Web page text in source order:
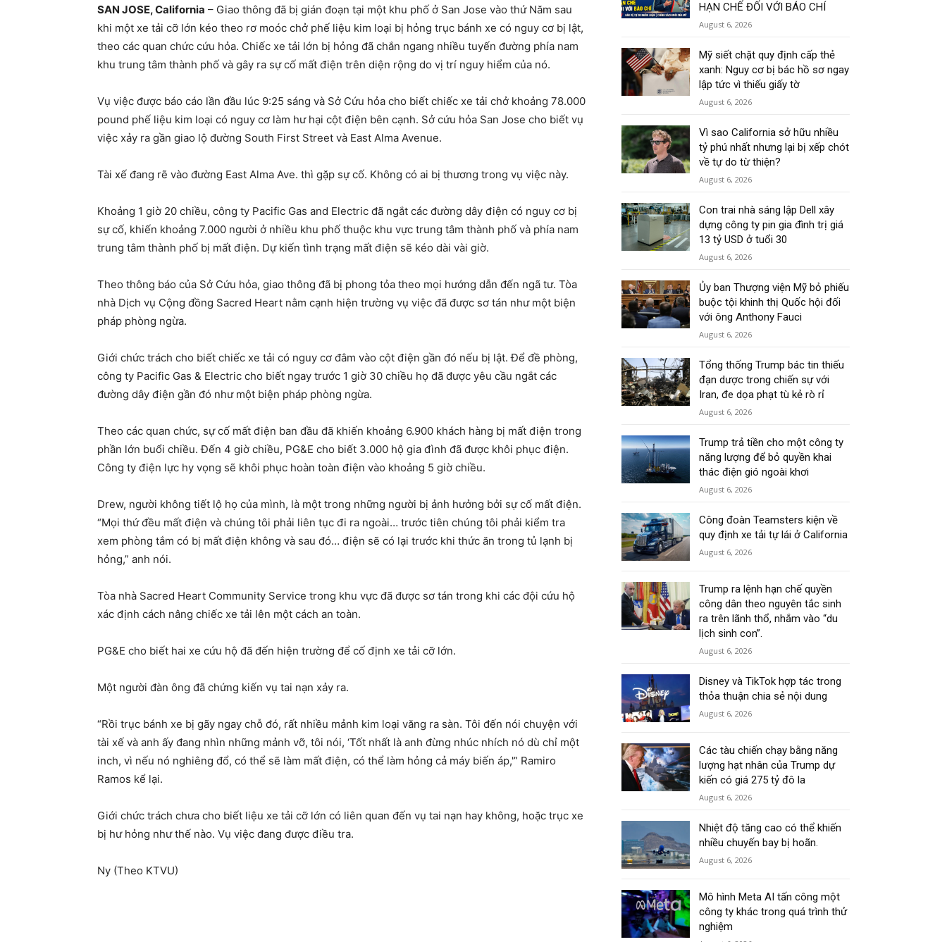
SAN JOSE, California – Giao thông đã bị gián đoạn tại một khu phố ở San Jose vào thứ Năm sau
khi một xe tải cỡ lớn kéo theo rơ moóc chở phế liệu kim loại bị hỏng trục bánh xe có nguy cơ bị lật,
theo các quan chức cứu hỏa. Chiếc xe tải lớn bị hỏng đã chắn ngang nhiều tuyến đường phía nam
khu trung tâm thành phố và gây ra sự cố mất điện trên diện rộng do vị trí nguy hiểm của nó.
Vụ việc được báo cáo lần đầu lúc 9:25 sáng và Sở Cứu hỏa cho biết chiếc xe tải chở khoảng 78.000
pound phế liệu kim loại có nguy cơ làm hư hại cột điện bên cạnh. Sở cứu hỏa San Jose cho biết vụ
việc xảy ra gần giao lộ đường South First Street và East Alma Avenue.
Tài xế đang rẽ vào đường East Alma Ave. thì gặp sự cố. Không có ai bị thương trong vụ việc này.
Khoảng 1 giờ 20 chiều, công ty Pacific Gas and Electric đã ngắt các đường dây điện có nguy cơ bị
sự cố, khiến khoảng 7.000 người ở nhiều khu phố thuộc khu vực trung tâm thành phố và phía nam
trung tâm thành phố bị mất điện. Dự kiến ​​tình trạng mất điện sẽ kéo dài vài giờ.
Theo thông báo của Sở Cứu hỏa, giao thông đã bị phong tỏa theo mọi hướng dẫn đến ngã tư. Tòa
nhà Dịch vụ Cộng đồng Sacred Heart nằm cạnh hiện trường vụ việc đã được sơ tán như một biện
pháp phòng ngừa.
Giới chức trách cho biết chiếc xe tải có nguy cơ đâm vào cột điện gần đó nếu bị lật. Để đề phòng,
công ty Pacific Gas & Electric cho biết ngay trước 1 giờ 30 chiều họ đã được yêu cầu ngắt các
đường dây điện gần đó như một biện pháp phòng ngừa.
Theo các quan chức, sự cố mất điện ban đầu đã khiến khoảng 6.900 khách hàng bị mất điện trong
phần lớn buổi chiều. Đến 4 giờ chiều, PG&E cho biết 3.000 hộ gia đình đã được khôi phục điện.
Công ty điện lực hy vọng sẽ khôi phục hoàn toàn điện vào khoảng 5 giờ chiều.
Drew, người không tiết lộ họ của mình, là một trong những người bị ảnh hưởng bởi sự cố mất điện.
“Mọi thứ đều mất điện và chúng tôi phải liên tục đi ra ngoài… trước tiên chúng tôi phải kiểm tra
xem phòng tắm có bị mất điện không và sau đó… điện sẽ có lại trước khi thức ăn trong tủ lạnh bị
hỏng,” anh nói.
Tòa nhà Sacred Heart Community Service trong khu vực đã được sơ tán trong khi các đội cứu hộ
xác định cách nâng chiếc xe tải lên một cách an toàn.
PG&E cho biết hai xe cứu hộ đã đến hiện trường để cố định xe tải cỡ lớn.
Một người đàn ông đã chứng kiến ​​vụ tai nạn xảy ra.
“Rồi trục bánh xe bị gãy ngay chỗ đó, rất nhiều mảnh kim loại văng ra sàn. Tôi đến nói chuyện với
tài xế và anh ấy đang nhìn những mảnh vỡ, tôi nói, ‘Tốt nhất là anh đừng nhúc nhích nó dù chỉ một
inch, vì nếu nó nghiêng đổ, có thể sẽ làm mất điện, có thể làm hỏng cả máy biến áp,'” Ramiro
Ramos kể lại.
Giới chức trách chưa cho biết liệu xe tải cỡ lớn có liên quan đến vụ tai nạn hay không, hoặc trục xe
bị hư hỏng như thế nào. Vụ việc đang được điều tra.
Ny (Theo KTVU)
HẠN CHẾ ĐỐI VỚI BÁO CHÍ
August 6, 2026
Mỹ siết chặt quy định cấp thẻ
xanh: Nguy cơ bị bác hồ sơ ngay
lập tức vì thiếu giấy tờ
August 6, 2026
Vì sao California sở hữu nhiều
tỷ phú nhất nhưng lại bị xếp chót
về tự do từ thiện?
August 6, 2026
Con trai nhà sáng lập Dell xây
dựng công ty pin gia đình trị giá
13 tỷ USD ở tuổi 30
August 6, 2026
Ủy ban Thượng viện Mỹ bỏ phiếu
buộc tội khinh thị Quốc hội đối
với ông Anthony Fauci
August 6, 2026
Tổng thống Trump bác tin thiếu
đạn dược trong chiến sự với
Iran, đe dọa phạt tù kẻ rò rỉ
August 6, 2026
Trump trả tiền cho một công ty
năng lượng để bỏ quyền khai
thác điện gió ngoài khơi
August 6, 2026
Công đoàn Teamsters kiện về
quy định xe tải tự lái ở California
August 6, 2026
Trump ra lệnh hạn chế quyền
công dân theo nguyên tắc sinh
ra trên lãnh thổ, nhắm vào “du
lịch sinh con”.
August 6, 2026
Disney và TikTok hợp tác trong
thỏa thuận chia sẻ nội dung
August 6, 2026
Các tàu chiến chạy bằng năng
lượng hạt nhân của Trump dự
kiến có giá 275 tỷ đô la
August 6, 2026
Nhiệt độ tăng cao có thể khiến
nhiều chuyến bay bị hoãn.
August 6, 2026
Mô hình Meta AI tấn công một
công ty khác trong quá trình thử
nghiệm